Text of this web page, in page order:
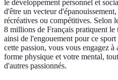
le développement personnel et
d'être un vecteur
récréatives ou compétitives. Selon
8 millions de Français pratiquent
ainsi de l'engouement pour ce
cette passion, vous vous engagez
forme physique et votre mental,
d'autres passionnés.